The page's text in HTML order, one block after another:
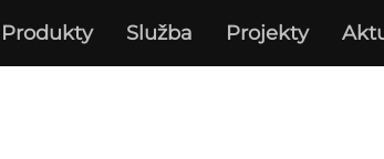
Produkty Služba Projekty